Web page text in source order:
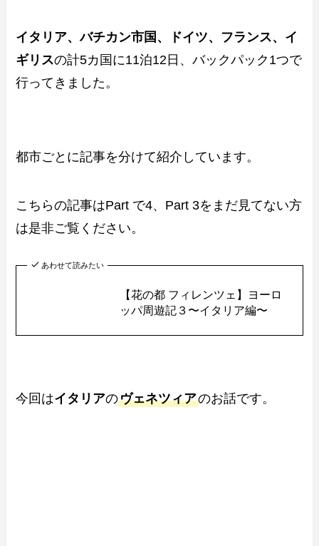
イタリア、バチカン市国、ドイツ、フランス、イ
ギリスの計5カ国に11泊12日、バックパック1つで
行ってきました。
都市ごとに記事を分けて紹介しています。
こちらの記事はPart で4、Part 3をまだ見てない方
は是非ご覧ください。
あわせて読みたい
【花の都 フィレンツェ】ヨーロ
ッパ周遊記３〜イタリア編〜
今回はイタリアのヴェネツィアのお話です。